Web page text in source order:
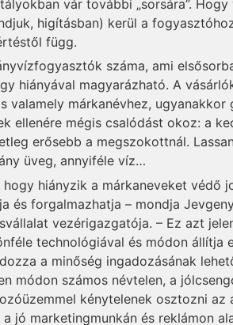
vár további „sorsára”.
higí­tás­ban) kerül a
függ.
száma, ami
hiányával magyarázható. A
valamely márkanévhez,
ellenére mégis csalódást okoz: a
erősebb a megszokottnál.
üveg, annyiféle víz…
hiányzik a márkaneveket védő
és forgalmazhatja – mondja
vezérigazgatója. – Ez azt
technológiával és módon állítja
a minőség ingadozásának
módon számos névtelen, a
kénytelenek osztozni az
jó marketingmunkán és rek­lámon